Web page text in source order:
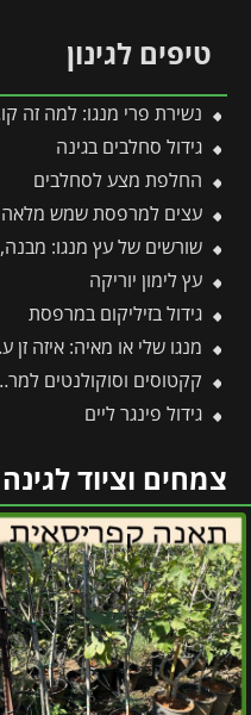
טיפים לגינון
נשירת פרי מנגו: למה זה קורה ואיך לעצור את נשירת החנטים?
גידול סחלבים בגינה
החלפת מצע לסחלבים
עצים למרפסת שמש מלאה
שורשים של עץ מנגו: מבנה, עומק והסוד למערכת שורשים בריאה ויציבה
עץ לימון יוריקה
גידול בזיליקום במרפסת
מנגו שלי או מאיה: איזה זן עדיף לגדל ואיזה פחות מומלץ?
קקטוסים וסוקולנטים למרפסת
גידול פינגר ליים
צמחים וציוד לגינה